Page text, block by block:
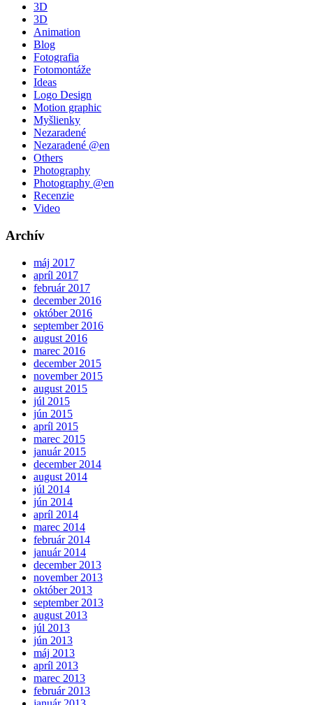
3D
3D
Animation
Blog
Fotografia
Fotomontáže
Ideas
Logo Design
Motion graphic
Myšlienky
Nezaradené
Nezaradené @en
Others
Photography
Photography @en
Recenzie
Video
Archív
máj 2017
apríl 2017
február 2017
december 2016
október 2016
september 2016
august 2016
marec 2016
december 2015
november 2015
august 2015
júl 2015
jún 2015
apríl 2015
marec 2015
január 2015
december 2014
august 2014
júl 2014
jún 2014
apríl 2014
marec 2014
február 2014
január 2014
december 2013
november 2013
október 2013
september 2013
august 2013
júl 2013
jún 2013
máj 2013
apríl 2013
marec 2013
február 2013